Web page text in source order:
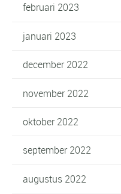
februari 2023
januari 2023
december 2022
november 2022
oktober 2022
september 2022
augustus 2022